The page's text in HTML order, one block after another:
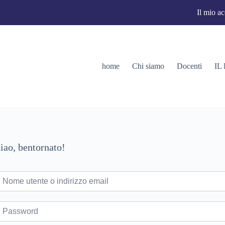
Il mio
home Chi siamo Docenti IL
bentornato!